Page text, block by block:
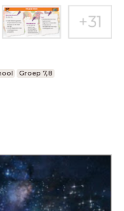
Groep 7,8